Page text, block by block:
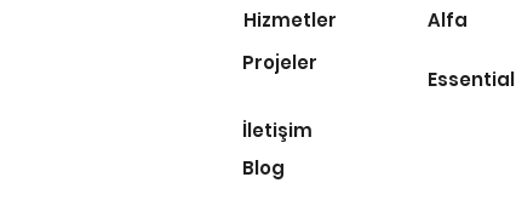
Hizmetler
Projeler
Alfa
Essential
İletişim
Blog